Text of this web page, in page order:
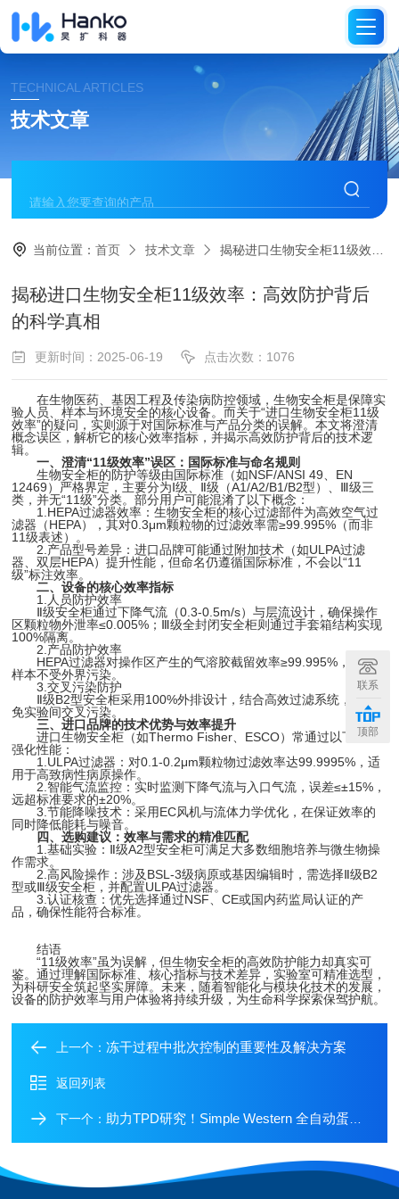
TECHNICAL ARTICLES
技术文章
当前位置：首页 技术文章 揭秘进口生物安全柜11级效率：高效防护背后的科学真相
揭秘进口生物安全柜11级效率：高效防护背后
的科学真相
更新时间：2025-06-19 点击次数：1076
在生物医药、基因工程及传染病防控领域，生物安全柜是保障实
验人员、样本与环境安全的核心设备。而关于“进口生物安全柜11级
效率”的疑问，实则源于对国际标准与产品分类的误解。本文将澄清
概念误区，解析它的核心效率指标，并揭示高效防护背后的技术逻
辑。
一、澄清“11级效率”误区：国际标准与命名规则
生物安全柜的防护等级由国际标准（如NSF/ANSI 49、EN
12469）严格界定，主要分为Ⅰ级、Ⅱ级（A1/A2/B1/B2型）、Ⅲ级三
类，并无“11级”分类。部分用户可能混淆了以下概念：
1.HEPA过滤器效率：生物安全柜的核心过滤部件为高效空气过
滤器（HEPA），其对0.3μm颗粒物的过滤效率需≥99.995%（而非
11级表述）。
2.产品型号差异：进口品牌可能通过附加技术（如ULPA过滤
器、双层HEPA）提升性能，但命名仍遵循国际标准，不会以“11
级”标注效率。
二、设备的核心效率指标
1.人员防护效率
Ⅱ级安全柜通过下降气流（0.3-0.5m/s）与层流设计，确保操作
区颗粒物外泄率≤0.005%；Ⅲ级全封闭安全柜则通过手套箱结构实现
100%隔离。
2.产品防护效率
HEPA过滤器对操作区产生的气溶胶截留效率≥99.995%，确保
样本不受外界污染。
3.交叉污染防护
Ⅱ级B2型安全柜采用100%外排设计，结合高效过滤系统，可避
免实验间交叉污染。
三、进口品牌的技术优势与效率提升
进口生物安全柜（如Thermo Fisher、ESCO）常通过以下设计
强化性能：
1.ULPA过滤器：对0.1-0.2μm颗粒物过滤效率达99.9995%，适
用于高致病性病原操作。
2.智能气流监控：实时监测下降气流与入口气流，误差≤±15%，
远超标准要求的±20%。
3.节能降噪技术：采用EC风机与流体力学优化，在保证效率的
同时降低能耗与噪音。
四、选购建议：效率与需求的精准匹配
1.基础实验：Ⅱ级A2型安全柜可满足大多数细胞培养与微生物操
作需求。
2.高风险操作：涉及BSL-3级病原或基因编辑时，需选择Ⅱ级B2
型或Ⅲ级安全柜，并配置ULPA过滤器。
3.认证核查：优先选择通过NSF、CE或国内药监局认证的产
品，确保性能符合标准。
结语
“11级效率”虽为误解，但生物安全柜的高效防护能力却真实可
鉴。通过理解国际标准、核心指标与技术差异，实验室可精准选型，
为科研安全筑起坚实屏障。未来，随着智能化与模块化技术的发展，
设备的防护效率与用户体验将持续升级，为生命科学探索保驾护航。
上一个：冻干过程中批次控制的重要性及解决方案
返回列表
下一个： 助力TPD研究！Simple Western 全自动蛋白质表达定量分析系统
联系
顶部